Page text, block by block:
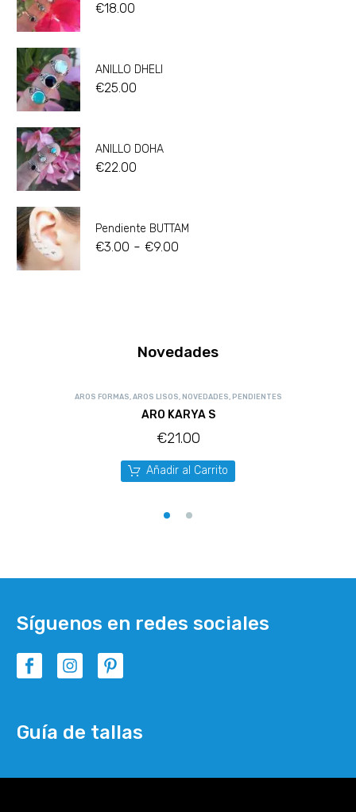
€18.00
ANILLO DHELI
€25.00
ANILLO DOHA
€22.00
Pendiente BUTTAM
€3.00 - €9.00
Novedades
AROS FORMAS, AROS LISOS, NOVEDADES, PENDIENTES
ARO KARYA S
€21.00
Añadir al Carrito
Síguenos en redes sociales
Guía de tallas